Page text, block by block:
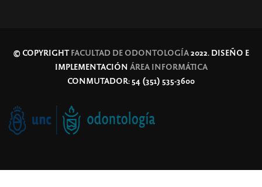
© COPYRIGHTFACULTAD DE ODONTOLOGÍA2022. DISEÑO E
IMPLEMENTACIÓN ÁREA INFORMÁTICA
CONMUTADOR: 54 (351) 535-3600